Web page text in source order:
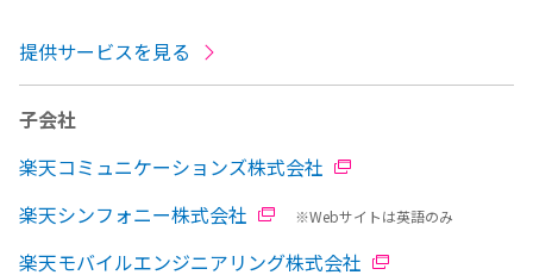
提供サービスを見る
子会社
楽天コミュニケーションズ株式会社
楽天シンフォニー株式会社
※Webサイトは英語のみ
楽天モバイルエンジニアリング株式会社